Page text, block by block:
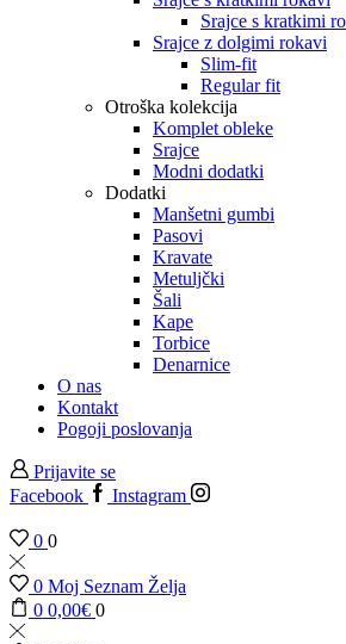
Srajce s kratkimi
Srajce z dolgimi rokavi
Slim-fit
Regular fit
Otroška kolekcija
Komplet obleke
Srajce
Modni dodatki
Dodatki
Manšetni gumbi
Pasovi
Kravate
Metuljčki
Šali
Kape
Torbice
Denarnice
O nas
Kontakt
Pogoji poslovanja
Prijavite se
Facebook
Instagram
0 0
0 Moj Seznam Želja
0 0,00€ 0